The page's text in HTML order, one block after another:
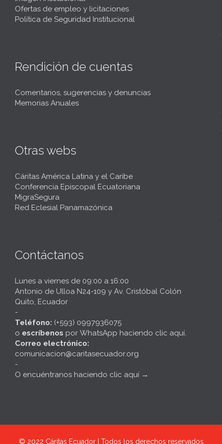
Ofertas de empleo y licitaciones
Política de Seguridad Institucional
Rendición de cuentas
Comentarios, sugerencias y denuncias
Memorias Anuales
Otras webs
Cáritas América Latina y el Caribe
Conferencia Episcopal Ecuatoriana
MigraSegura
Red Eclesial Panamazónica
Contáctanos
Lunes a viernes de 09:00 a 16:00
Antonio de Ulloa N24-109 y Av. Cristóbal Colón
Quito, Ecuador
-
Teléfono: (+593) 0997936075
o escríbenos por WhatsApp haciendo clic aquí.
Correo electrónico:
comunicacion@caritasecuador.org
-
O encuéntranos haciendo clic aquí →
© 2022 Cáritas Ecuador | Todos los derechos reservados